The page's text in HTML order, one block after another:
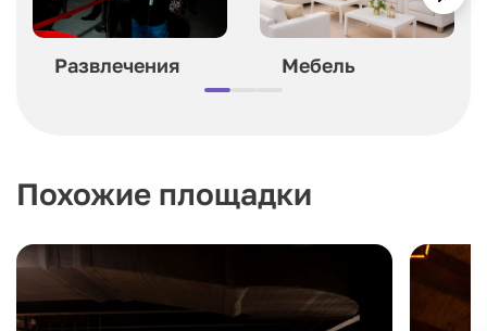
Развлечения Мебель
Похожие площадки